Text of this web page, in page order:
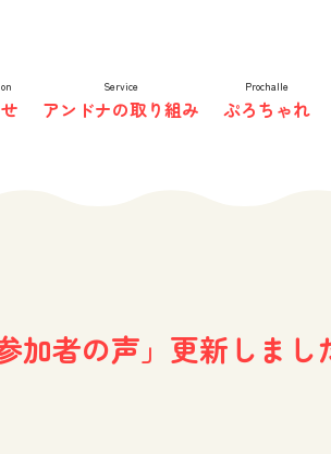
Service
アンドナの取り組み
Prochalle
ぷろちゃれ
加者の声」更新しまし